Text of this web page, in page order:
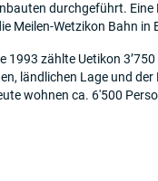
durchgeführt. Eine
Meilen-Wetzikon Bahn in
1993 zählte Uetikon
ländlichen Lage und
wohnen ca. 6'500